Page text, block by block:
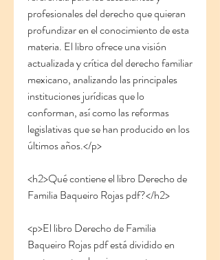
profesionales del derecho que quieran
profundizar en el conocimiento de esta
materia. El libro ofrece una visión
actualizada y crítica del derecho familiar
mexicano, analizando las principales
instituciones jurídicas que lo
conforman, así como las reformas
legislativas que se han producido en los
últimos años.</p>
<h2>Qué contiene el libro Derecho de
Familia Baqueiro Rojas pdf?</h2>
<p>El libro Derecho de Familia
Baqueiro Rojas pdf está dividido en